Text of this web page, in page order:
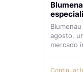
especialistas em
agosto,
mercado
Continuar